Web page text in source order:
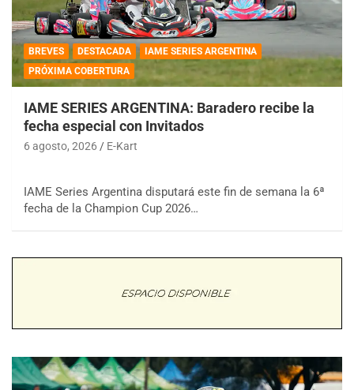
BREVES DESTACADA
IAME SERIES ARGENTINA
PRÓXIMA COBERTURA
IAME SERIES ARGENTINA: Baradero recibe la
fecha especial con Invitados
6 agosto, 2026 E-Kart
IAME Series Argentina disputará este fin de semana la 6ª
fecha de la Champion Cup 2026…